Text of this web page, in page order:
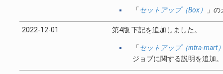
「 セットアップ（Box） 」
2022-12-01 第4版 下記を追加しました。
「 セットアップ（intra-mart
ジョブに関する説明を追加。